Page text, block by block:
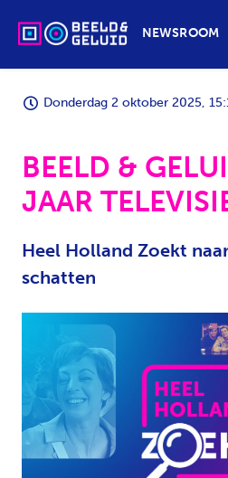
NEWSROOM
Donderdag 2 oktober 2025,
BEELD &
JAAR
Heel Holland Zoekt
schatten